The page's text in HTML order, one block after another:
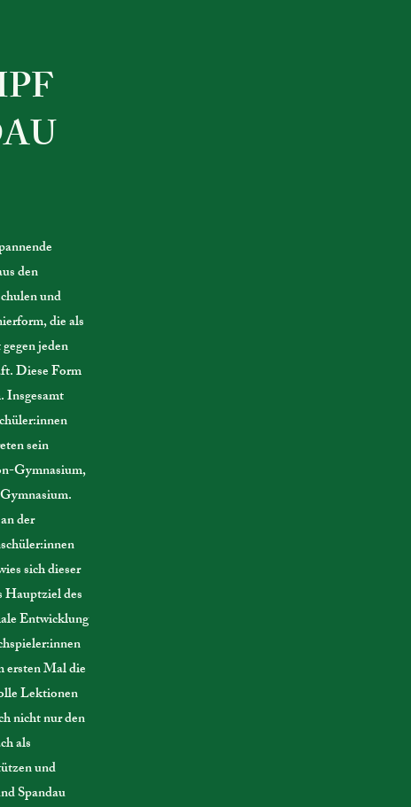
den
und
die als
jeden
Diese Form
Insgesamt
sein
Gymnasium,
der
sich dieser
Hauptziel des
Entwicklung
ersten Mal die
Lektionen
nicht nur den
als
und
Spandau